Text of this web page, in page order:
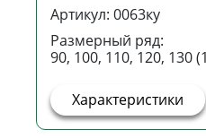
Артикул: 0063ку
Размерный ряд:
90, 100, 110, 120, 130
Характеристики